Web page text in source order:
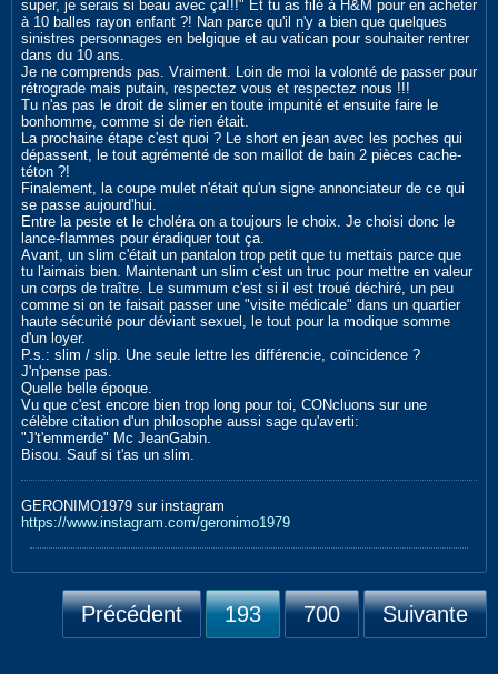
super, je serais si beau avec ça!!!" Et tu as filé à H&M pour en acheter
à 10 balles rayon enfant ?! Nan parce qu'il n'y a bien que quelques
sinistres personnages en belgique et au vatican pour souhaiter rentrer
dans du 10 ans.
Je ne comprends pas. Vraiment. Loin de moi la volonté de passer pour
rétrograde mais putain, respectez vous et respectez nous !!!
Tu n'as pas le droit de slimer en toute impunité et ensuite faire le
bonhomme, comme si de rien était.
La prochaine étape c'est quoi ? Le short en jean avec les poches qui
dépassent, le tout agrémenté de son maillot de bain 2 pièces cache-
téton ?!
Finalement, la coupe mulet n'était qu'un signe annonciateur de ce qui
se passe aujourd'hui.
Entre la peste et le choléra on a toujours le choix. Je choisi donc le
lance-flammes pour éradiquer tout ça.
Avant, un slim c'était un pantalon trop petit que tu mettais parce que
tu l'aimais bien. Maintenant un slim c'est un truc pour mettre en valeur
un corps de traître. Le summum c'est si il est troué déchiré, un peu
comme si on te faisait passer une "visite médicale" dans un quartier
haute sécurité pour déviant sexuel, le tout pour la modique somme
d'un loyer.
P.s.: slim / slip. Une seule lettre les différencie, coïncidence ?
J'n'pense pas.
Quelle belle époque.
Vu que c'est encore bien trop long pour toi, CONcluons sur une
célèbre citation d'un philosophe aussi sage qu'averti:
"J't'emmerde" Mc JeanGabin.
Bisou. Sauf si t'as un slim.
GERONIMO1979 sur instagram
https://www.instagram.com/geronimo1979
Précédent 193 700 Suivante